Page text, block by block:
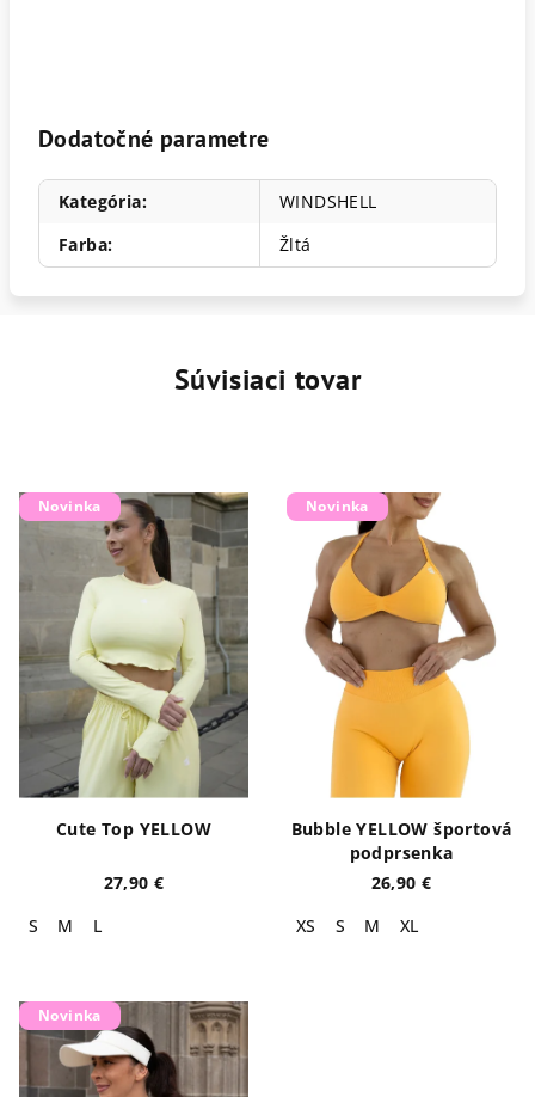
Dodatočné parametre
Kategória:
WINDSHELL
Farba: Žltá
Súvisiaci tovar
Novinka
Cute Top YELLOW
27,90 €
S
M L
Novinka
Bubble YELLOW športová
podprsenka
26,90 €
XS
S M XL
Novinka